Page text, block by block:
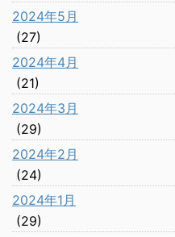
2024年5月
(27)
2024年4月
(21)
2024年3月
(29)
2024年2月
(24)
2024年1月
(29)